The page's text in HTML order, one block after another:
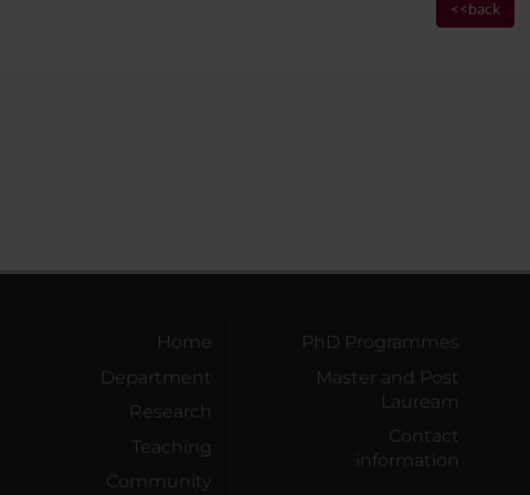
<<back
Home
Department
Research
Teaching
Community
PhD Programmes
Master and Post
Lauream
Contact
information